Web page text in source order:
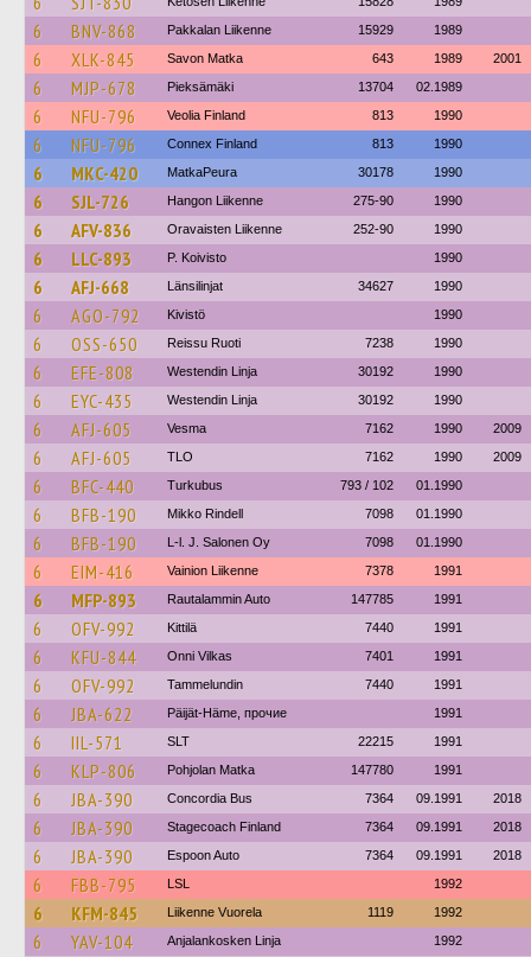
6 BNV-868 Pakkalan Liikenne 15929 1989
6 XLK-845 Savon Matka 643 1989 2001
6 MJP-678 Pieksämäki 13704 02.1989
6 NFU-796 Veolia Finland 813 1990
6 NFU-796 Connex Finland 813 1990
6 MKC-420 MatkaPeura 30178 1990
6 SJL-726 Hangon Liikenne 275-90 1990
6 AFV-836 Oravaisten Liikenne 252-90 1990
6 LLC-893 P. Koivisto 1990
6 AFJ-668 Länsilinjat 34627 1990
6 AGO-792 Kivistö 1990
6 OSS-650 Reissu Ruoti 7238 1990
6 EFE-808 Westendin Linja 30192 1990
6 EYC-435 Westendin Linja 30192 1990
6 AFJ-605 Vesma 7162 1990 2009
6 AFJ-605 TLO 7162 1990 2009
6 BFC-440 Turkubus 793 / 102 01.1990
6 BFB-190 Mikko Rindell 7098 01.1990
6 BFB-190 L-l. J. Salonen Oy 7098 01.1990
6 EIM-416 Vainion Liikenne 7378 1991
6 MFP-893 Rautalammin Auto 147785 1991
6 OFV-992 Kittilä 7440 1991
6 KFU-844 Onni Vilkas 7401 1991
6 OFV-992 Tammelundin 7440 1991
6 JBA-622 Päijät-Häme, прочие 1991
6 IIL-571 SLT 22215 1991
6 KLP-806 Pohjolan Matka 147780 1991
6 JBA-390 Concordia Bus 7364 09.1991 2018
6 JBA-390 Stagecoach Finland 7364 09.1991 2018
6 JBA-390 Espoon Auto 7364 09.1991 2018
6 FBB-795 LSL 1992
6 KFM-845 Liikenne Vuorela 1119 1992
6 YAV-104 Anjalankosken Linja 1992